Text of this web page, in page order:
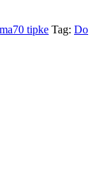
tipke Tag: Do